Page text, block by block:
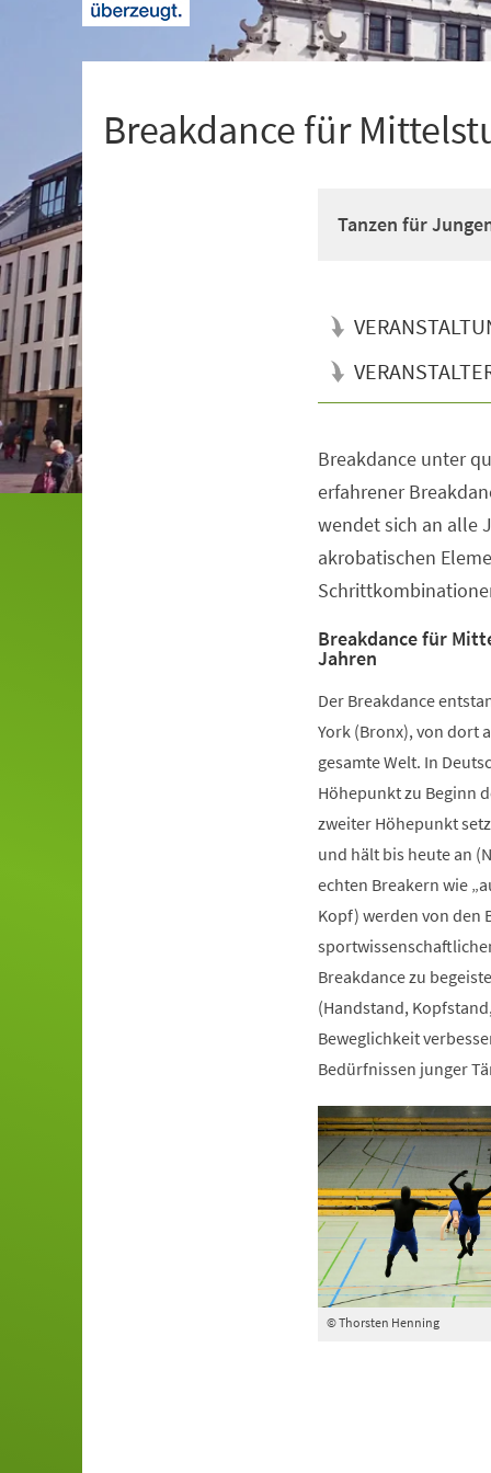
Breakdance für
Tanzen für
Breakdance unter
erfahrener
wendet sich an alle
akrobatischen
Breakdance für
Jahren
Der Breakdance
York (Bronx), von dort
gesamte Welt. In
Höhepunkt zu Beginn
zweiter Höhepunkt
und hält bis heute an
echten Breakern wie
Kopf) werden von den
Breakdance zu
(Handstand,
Beweglichkeit
Bedürfnissen junger
© Thorsten Henning